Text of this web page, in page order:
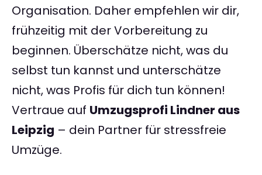
Organisation. Daher empfehlen wir dir,
frühzeitig mit der Vorbereitung zu
beginnen. Überschätze nicht, was du
selbst tun kannst und unterschätze
nicht, was Profis für dich tun können!
Vertraue auf Umzugsprofi Lindner aus
Leipzig – dein Partner für stressfreie
Umzüge.